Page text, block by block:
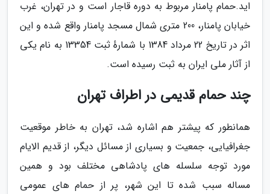
اید.حمام پامنار مربوط به دوره قاجار است و در تهران، غرب
خیابان پامنار، 200 متری شمال مسجد پامنار واقع شده و این
اثر در تاریخ 22 مرداد 1384 با شمارهٔ ثبت 13354 به نام یکی
از آثار ملی ایران به ثبت رسیده است.
چند حمام قدیمی در اطراف تهران
همانطور که پیشتر هم اشاره شد، تهران به خاطر موقعیت
جغرافیایی، جمعیت و بسیاری از مسائل دیگر، از قدیم الایام
مورد توجه سلسله های پادشاهی مختلف بود و همین
مساله سبب شده تا این شهر، پر از حمام های عمومی